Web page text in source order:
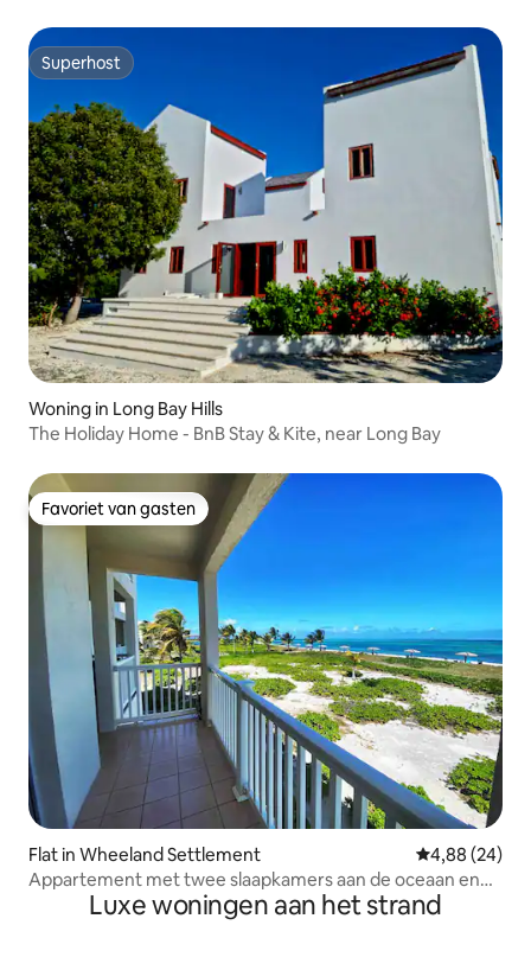
Superhost
Superhost
Woning in Long Bay Hills
The Holiday Home - BnB Stay & Kite, near Long Bay
Favoriet van gasten
Favoriet van gasten
Flat in Wheeland Settlement Gemiddelde
4,88 (24)
Appartement met twee slaapkamers aan de oceaan en
een prachtig uitzicht
Luxe woningen aan het strand